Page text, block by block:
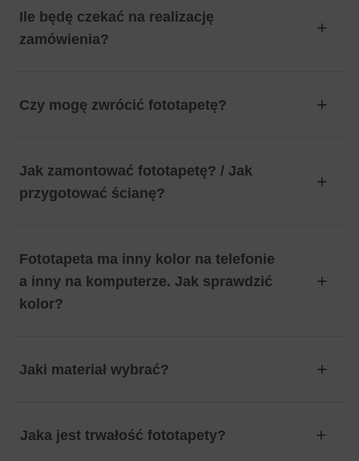
Ile będę czekać na realizację
zamówienia?
Czy mogę zwrócić fototapetę?
Jak zamontować fototapetę? / Jak
przygotować ścianę?
Fototapeta ma inny kolor na telefonie
a inny na komputerze. Jak sprawdzić
kolor?
Jaki materiał wybrać?
Jaka jest trwałość fototapety?